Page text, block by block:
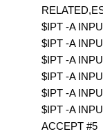
$IPT -A
$IPT -A
$IPT -A
$IPT -A
$IPT -A
$IPT -A
ACCEPT #5